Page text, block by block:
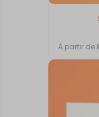
À partir de